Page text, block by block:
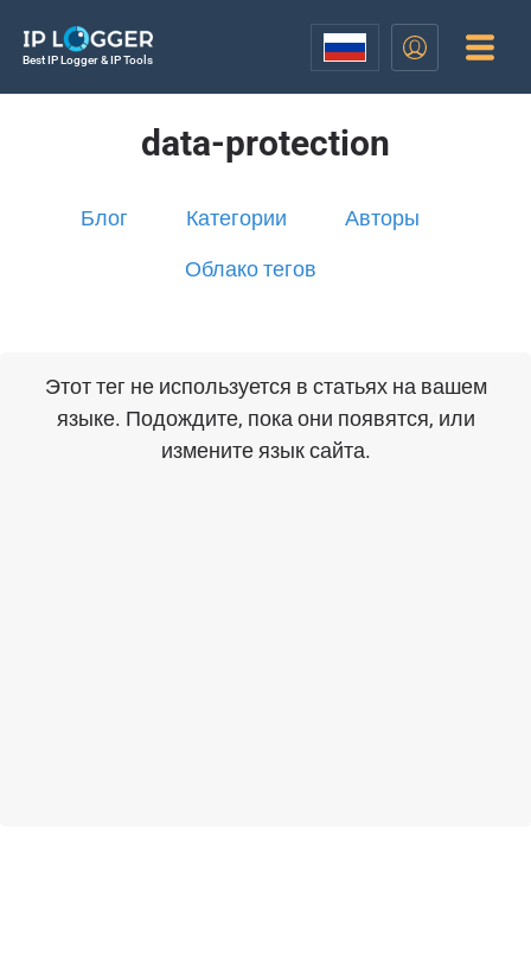
Best IP Logger & IP Tools
data-protection
Блог Категории Авторы
Облако тегов